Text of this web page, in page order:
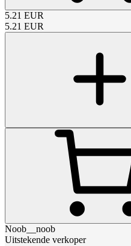
5.21 EUR
5.21 EUR
Noob__noob
Uitstekende verkoper